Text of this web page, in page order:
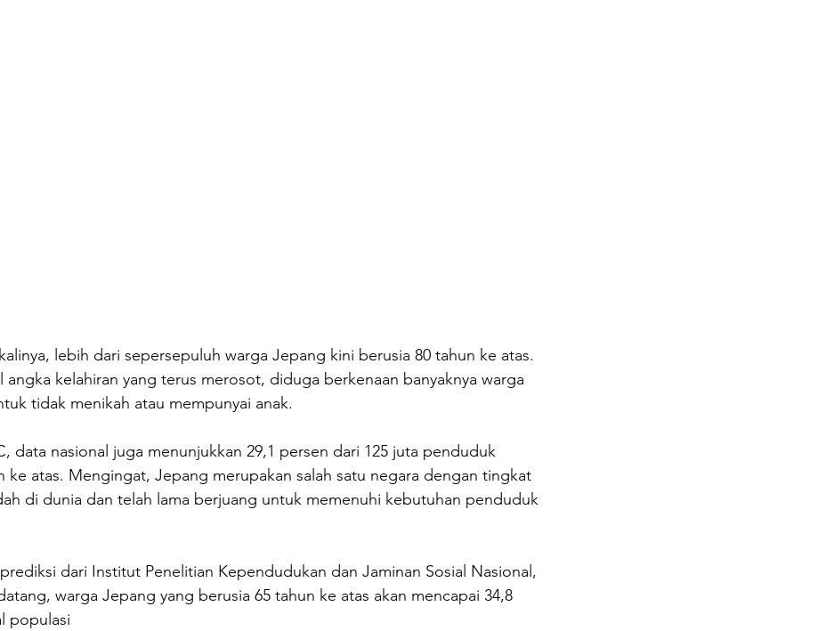
lebih dari sepersepuluh warga Jepang kini berusia 80 tahun ke atas.
angka kelahiran yang terus merosot, diduga berkenaan banyaknya warga
tidak menikah atau mempunyai anak.
data nasional juga menunjukkan 29,1 persen dari 125 juta penduduk
ke atas. Mengingat, Jepang merupakan salah satu negara dengan tingkat
di dunia dan telah lama berjuang untuk memenuhi kebutuhan penduduk
dari Institut Penelitian Kependudukan dan Jaminan Sosial Nasional,
warga Jepang yang berusia 65 tahun ke atas akan mencapai 34,8
populasi